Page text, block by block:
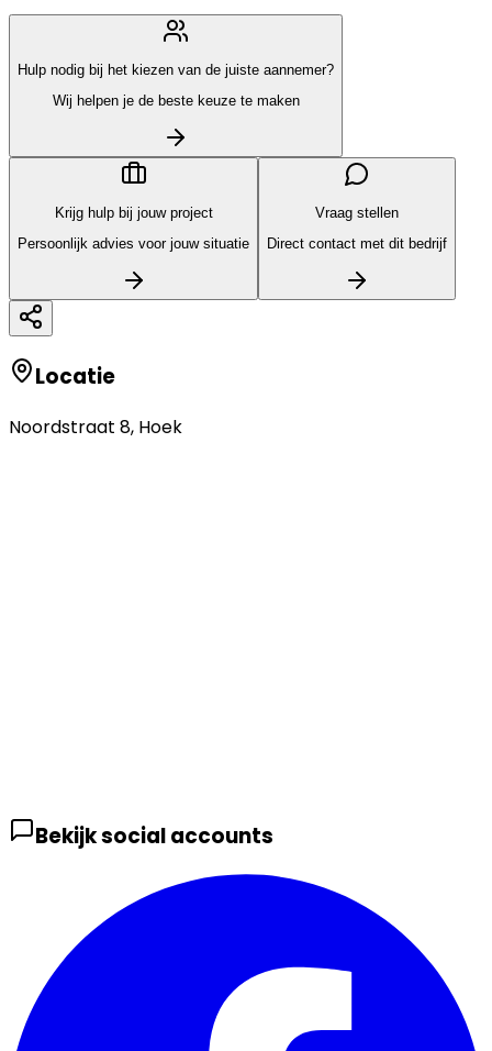
Hulp nodig bij het kiezen van de juiste aannemer?
Wij helpen je de beste keuze te maken
Krijg hulp bij jouw project
Persoonlijk advies voor jouw situatie
Vraag stellen
Direct contact met dit bedrijf
Locatie
Noordstraat 8, Hoek
Bekijk social accounts